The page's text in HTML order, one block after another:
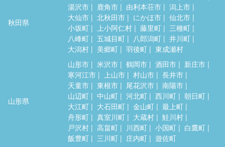
秋田県
湯沢市
鹿角市 由利本荘市
潟上市
大仙市
北秋田市 にかほ市
仙北市
小坂町
上小阿仁村 藤里町
三種町
八峰町
五城目町 八郎潟町
井川町
大潟村
美郷町 羽後町 東成瀬村
山形県
山形市 米沢市 鶴岡市 酒田市
新庄市
寒河江市
上山市 村山市
長井市
天童市
東根市 尾花沢市
南陽市
山辺町
中山町 河北町 西川町
朝日町
大江町
大石田町 金山町
最上町
舟形町
真室川町 大蔵村
鮭川村
戸沢村
高畠町 川西町 小国町
白鷹町
飯豊町
三川町 庄内町 遊佐町